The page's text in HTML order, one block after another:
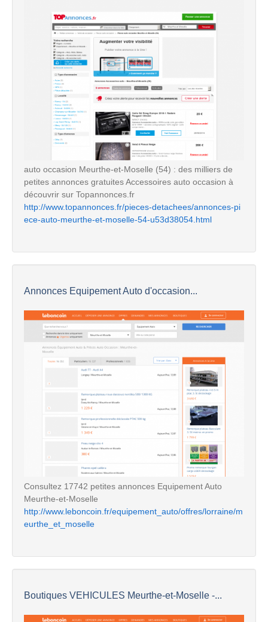
auto occasion Meurthe-et-Moselle (54) : des milliers de
petites annonces gratuites Accessoires auto occasion à
découvrir sur Topannonces.fr
http://www.topannonces.fr/pieces-detachees/annonces-pi
ece-auto-meurthe-et-moselle-54-u53d38054.html
Annonces Equipement Auto d'occasion...
Consultez 17742 petites annonces Equipement Auto
Meurthe-et-Moselle
http://www.leboncoin.fr/equipement_auto/offres/lorraine/m
eurthe_et_moselle
Boutiques VEHICULES Meurthe-et-Moselle -...